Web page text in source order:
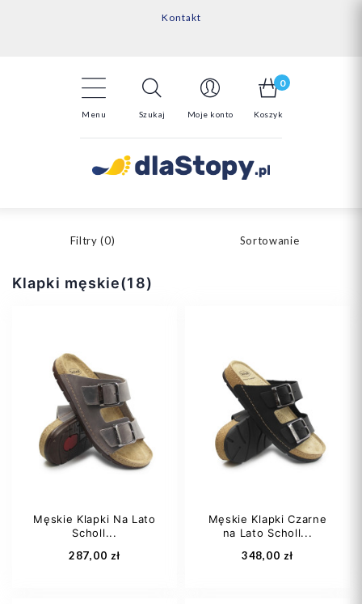
Kontakt
14 Dni na darmowy zwrot*
Menu Szukaj Moje konto
0
Koszyk
Filtry (0) Sortowanie
Klapki męskie(18)
Męskie Klapki Na Lato
Scholl...
287,00 zł
Męskie Klapki Czarne
na Lato Scholl...
348,00 zł